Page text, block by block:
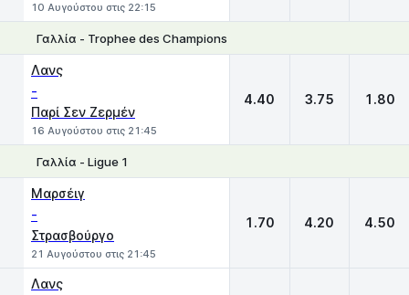
10 Αυγούστου στις 22:15
Γαλλία - Trophee des Champions
Λανς
-
Παρί Σεν Ζερμέν
16 Αυγούστου στις 21:45
4.40 3.75 1.80
Γαλλία - Ligue 1
Μαρσέιγ
-
Στρασβούργο
21 Αυγούστου στις 21:45
1.70 4.20 4.50
Λανς